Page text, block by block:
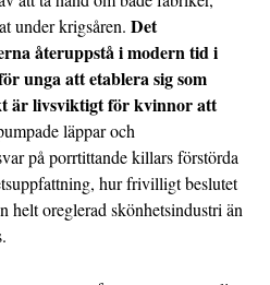
under krigsåren. Det
återuppstå i modern tid i
unga att etablera sig som
är livsviktigt för kvinnor att
läppar och
på porrtittande killars förstörda
hur frivilligt beslutet
helt oreglerad skönhetsindustri än